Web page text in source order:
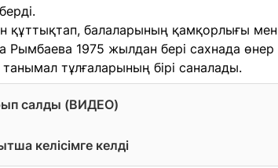
құттықтап, балаларының қамқорлығы мен
Рымбаева 1975 жылдан бері сахнада өнер
тұлғаларының бірі саналады.
салды (ВИДЕО)
келісімге келді